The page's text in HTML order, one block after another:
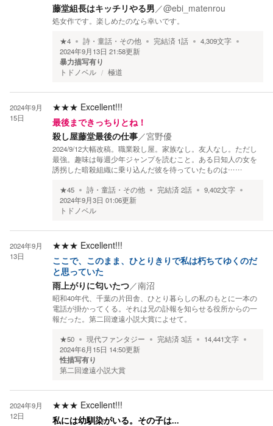
藤堂組長はキッチリやる男／@ebi_matenrou
処女作です。楽しめたのなら幸いです。
★4 詩・童話・その他 完結済 1話 4,309文字
2024年9月13日 21:58更新
暴力描写有り
トドノベル 極道
2024年9月
15日
★★★ Excellent!!!
最後まできっちりとね！
殺し屋藤堂最後の仕事／宮野優
2024/9/12大幅改稿。職業殺し屋。家族なし。友人なし。ただし
最強。趣味は毎週少年ジャンプを読むこと。ある日知人の女を
誘拐した暗殺組織に乗り込んだ彼を待っていたものは……
★45 詩・童話・その他 完結済2話 9,402文字
2024年9月3日 01:06更新
トドノベル
2024年9月
13日
★★★ Excellent!!!
ここで、このまま、ひとりきりで私は朽ちてゆくのだ
と思っていた
雨上がりに匂いたつ／南沼
昭和40年代、千葉の片田舎、ひとり暮らしの私のもとに一本の
電話が掛かってくる。それは兄の訃報を知らせる役所からの一
報だった。第二回遼遠小説大賞によせて。
★50 現代ファンタジー 完結済3話 14,441文字
2024年6月15日 14:50更新
性描写有り
第二回遼遠小説大賞
2024年9月
12日
★★★ Excellent!!!
私には幼馴染がいる。その子は...